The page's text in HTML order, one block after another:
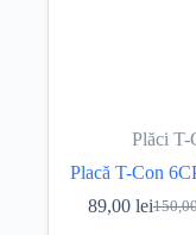
Plăci T-
Placă T-Con
Prețul
89,00 leiPrețul